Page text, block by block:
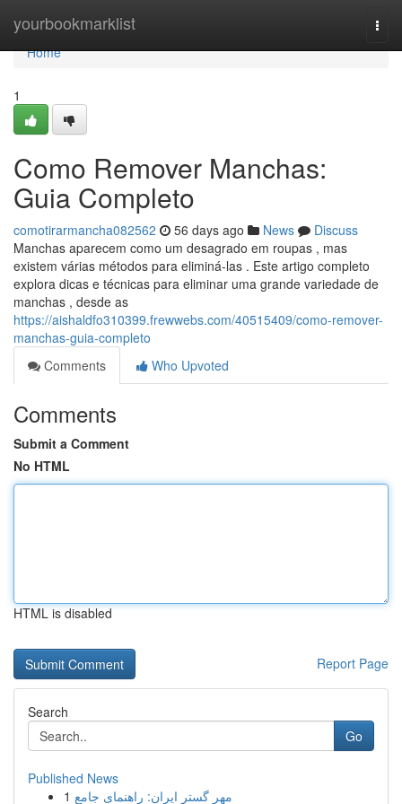
yourbookmarklist
Home
Home
1
Como Remover Manchas:
Guia Completo
comotirarmancha082562 56 days ago News
Discuss
Manchas aparecem como um desagrado em roupas , mas
existem várias métodos para eliminá-las . Este artigo completo
explora dicas e técnicas para eliminar uma grande variedade de
manchas , desde as
https://aishaldfo310399.frewwebs.com/40515409/como-remover-
manchas-guia-completo
Comments
Who Upvoted
Comments
Submit a Comment
No HTML
HTML is disabled
Report Page
Search
Go
Published News
1 مهر گستر ایران: راهنمای جامع